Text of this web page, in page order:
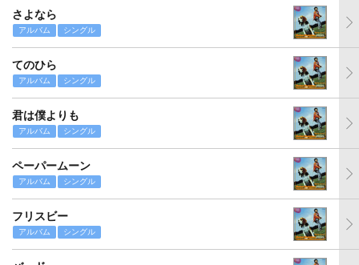
さよなら
アルバム シングル
てのひら
アルバム シングル
君は僕よりも
アルバム シングル
ペーパームーン
アルバム シングル
フリスビー
アルバム シングル